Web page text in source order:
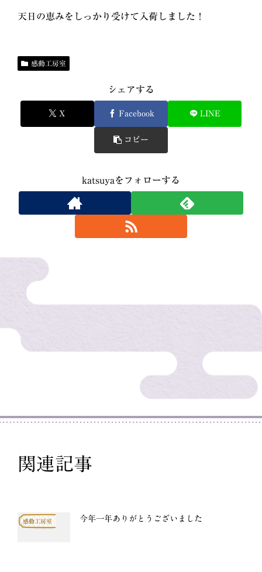
天日の恵みをしっかり受けて入荷しました！
感動工房室
シェアする
X Facebook LINE
コピー
katsuyaをフォローする
関連記事
感動工房室 今年一年ありがとうございました